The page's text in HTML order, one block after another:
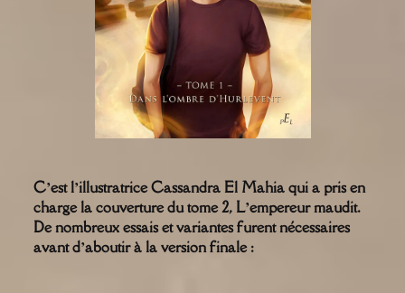
C’est l’illustratrice Cassandra El Mahia qui a pris en
charge la couverture du tome 2, L’empereur maudit.
De nombreux essais et variantes furent nécessaires
avant d’aboutir à la version finale :